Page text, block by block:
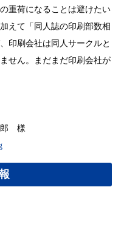
重荷になることは避けたい
えて「同人誌の印刷部数相
印刷会社は同人サークルと
せん。まだまだ印刷会社が
郎 様